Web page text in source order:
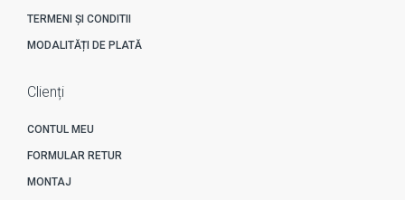
TERMENI ȘI CONDITII
MODALITĂȚI DE PLATĂ
Clienți
CONTUL MEU
FORMULAR RETUR
MONTAJ